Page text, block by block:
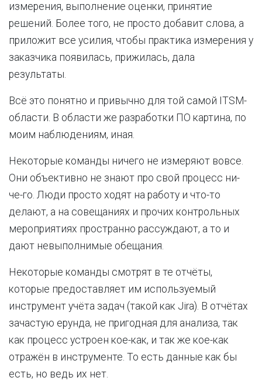
измерения, выполнение оценки, принятие
решений. Более того, не просто добавит слова, а
приложит все усилия, чтобы практика измерения у
заказчика появилась, прижилась, дала
результаты.
Всё это понятно и привычно для той самой ITSM-
области. В области же разработки ПО картина, по
моим наблюдениям, иная.
Некоторые команды ничего не измеряют вовсе.
Они объективно не знают про свой процесс ни-
че-го. Люди просто ходят на работу и что-то
делают, а на совещаниях и прочих контрольных
мероприятиях пространно рассуждают, а то и
дают невыполнимые обещания.
Некоторые команды смотрят в те отчёты,
которые предоставляет им используемый
инструмент учёта задач (такой как Jira). В отчётах
зачастую ерунда, не пригодная для анализа, так
как процесс устроен кое-как, и так же кое-как
отражён в инструменте. То есть данные как бы
есть, но ведь их нет.